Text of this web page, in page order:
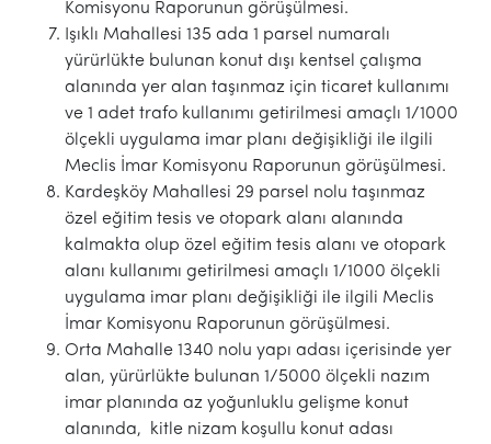
Komisyonu Raporunun görüşülmesi.
Işıklı Mahallesi 135 ada 1 parsel numaralı
yürürlükte bulunan konut dışı kentsel çalışma
alanında yer alan taşınmaz için ticaret kullanımı
ve 1 adet trafo kullanımı getirilmesi amaçlı 1/1000
ölçekli uygulama imar planı değişikliği ile ilgili
Meclis İmar Komisyonu Raporunun görüşülmesi.
Kardeşköy Mahallesi 29 parsel nolu taşınmaz
özel eğitim tesis ve otopark alanı alanında
kalmakta olup özel eğitim tesis alanı ve otopark
alanı kullanımı getirilmesi amaçlı 1/1000 ölçekli
uygulama imar planı değişikliği ile ilgili Meclis
İmar Komisyonu Raporunun görüşülmesi.
Orta Mahalle 1340 nolu yapı adası içerisinde yer
alan, yürürlükte bulunan 1/5000 ölçekli nazım
imar planında az yoğunluklu gelişme konut
alanında, kitle nizam koşullu konut adası